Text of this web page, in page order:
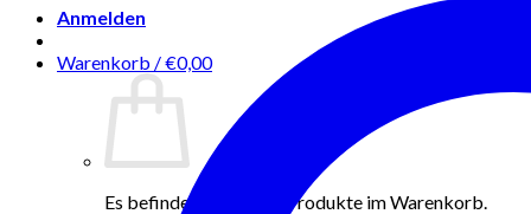
Anmelden
Warenkorb /€0,00
Es befinden sich keine Produkte im Warenkorb.